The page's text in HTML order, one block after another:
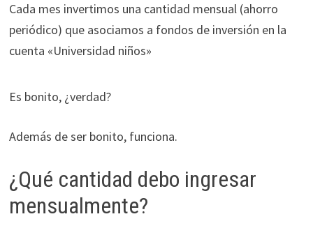
Cada mes invertimos una cantidad mensual (ahorro
periódico) que asociamos a fondos de inversión en la
cuenta «Universidad niños»
Es bonito, ¿verdad?
Además de ser bonito, funciona.
¿Qué cantidad debo ingresar
mensualmente?